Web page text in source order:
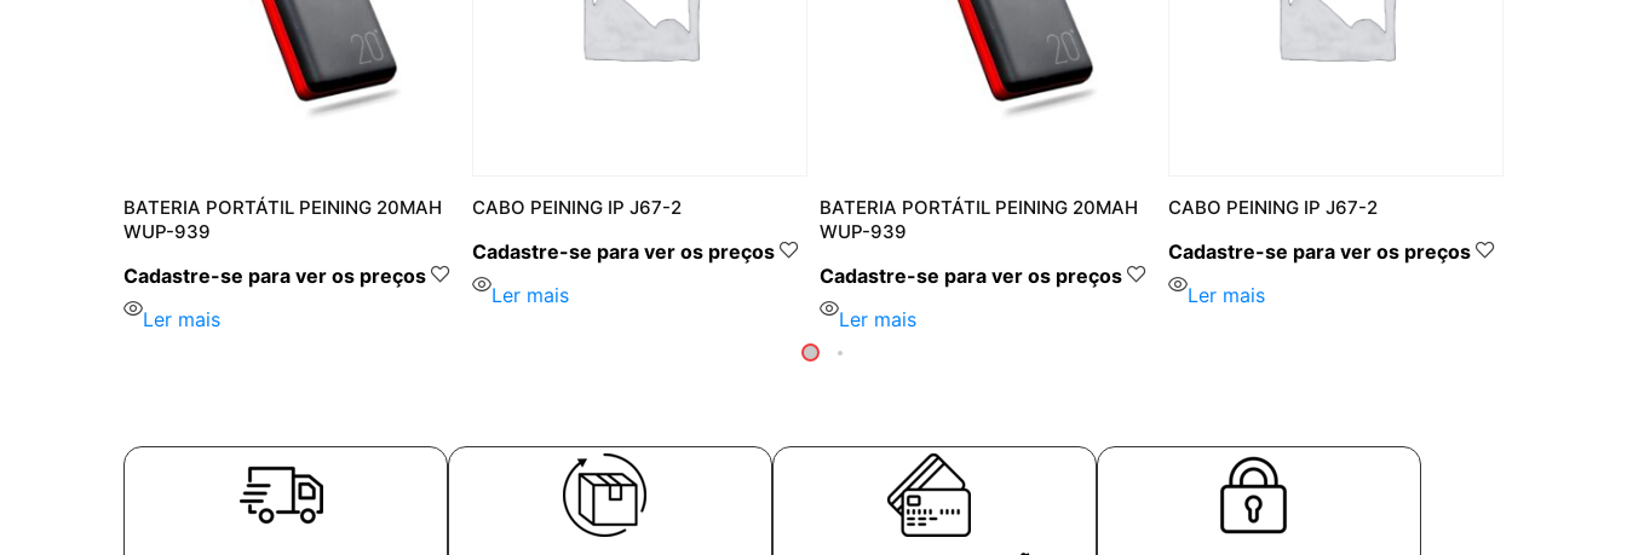
BATERIA PORTÁTIL PEINING 20MAH
WUP-939
Cadastre-se para ver os preços
Ler mais
CABO PEINING IP J67-2
Cadastre-se para ver os preços
Ler mais
BATERIA PORTÁTIL PEINING 20MAH
WUP-939
Cadastre-se para ver os preços
Ler mais
CABO PEINING IP J67-2
Cadastre-se para ver os preços
Ler mais